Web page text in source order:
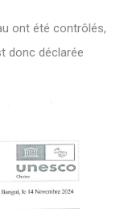
ont été contrôlés,
donc déclarée